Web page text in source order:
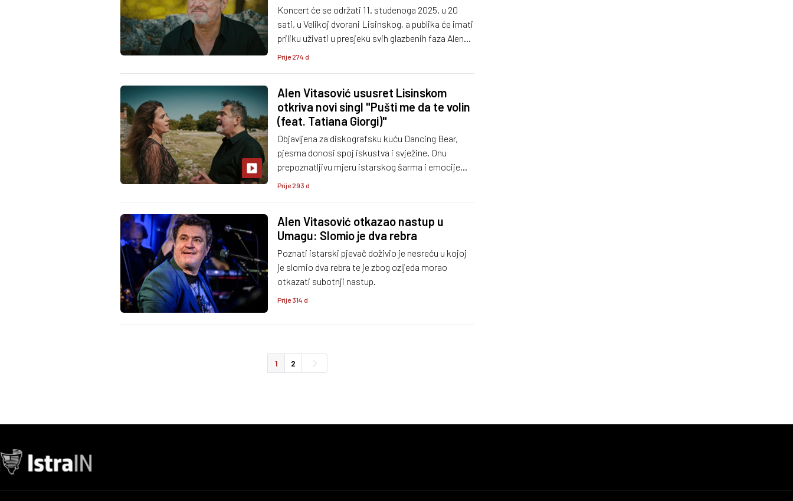
Koncert će se održati 11. studenoga 2025. u 20
sati, u Velikoj dvorani Lisinskog, a publika će imati
priliku uživati u presjeku svih glazbenih faza Alena
Vitasovića.
Prije 274 d
Alen Vitasović ususret Lisinskom
otkriva novi singl "Pušti me da te volin
(feat. Tatiana Giorgi)"
Objavljena za diskografsku kuću Dancing Bear,
pjesma donosi spoj iskustva i svježine. Onu
prepoznatljivu mjeru istarskog šarma i emocije
zbog koje publika Vitasovića već desetljećima
Prije 293 d
Alen Vitasović otkazao nastup u
Umagu: Slomio je dva rebra
Poznati istarski pjevač doživio je nesreću u kojoj
je slomio dva rebra te je zbog ozljeda morao
otkazati subotnji nastup.
Prije 314 d
1 2